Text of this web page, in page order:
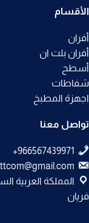
الأقسام
أفران
أفران بلت ان
أسطح
شفاطات
اجهزة المطبخ
تواصل معنا
المملكة العربية
فريان